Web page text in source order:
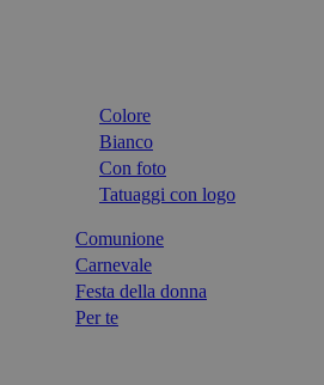
Colore
Bianco
Con foto
Tatuaggi con logo
Comunione
Carnevale
Festa della donna
Per te